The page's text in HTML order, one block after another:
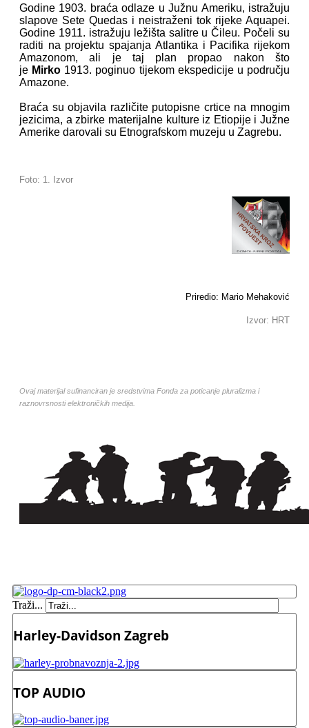
Godine 1903. braća odlaze u Južnu Ameriku, istražuju
slapove Sete Quedas i neistraženi tok rijeke Aquapei.
Godine 1911. istražuju ležišta salitre u Čileu. Počeli su
raditi na projektu spajanja Atlantika i Pacifika rijekom
Amazonom, ali je taj plan propao nakon što
je Mirko 1913. poginuo tijekom ekspedicije u području
Amazone.
Braća su objavila različite putopisne crtice na mnogim
jezicima, a zbirke materijalne kulture iz Etiopije i Južne
Amerike darovali su Etnografskom muzeju u Zagrebu.
Foto: 1. Izvor
Priredio: Mario Mehaković
Izvor: HRT
Ovaj materijal sufinanciran je sredstvima Fonda za poticanje pluralizma i
raznovrsnosti elektroničkih medija.
Traži...
Harley-Davidson Zagreb
TOP AUDIO